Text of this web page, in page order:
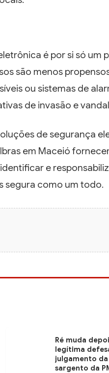
é por si só um
são menos
ou sistemas de
de invasão e
de segurança
em Maceió
e
segura como um todo.
Ré muda
legítima
julgamento
sargento da